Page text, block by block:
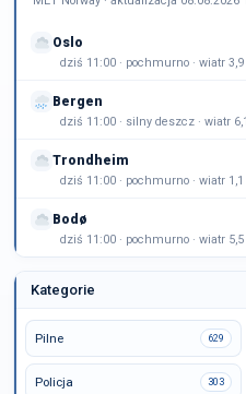
Oslo
dziś 11:00 · pochmurno · wiatr
Bergen
dziś 11:00 · silny deszcz · wiatr
Trondheim
dziś 11:00 · pochmurno · wiatr
Bodø
dziś 11:00 · pochmurno · wiatr
Kategorie
Pilne 629
Policja 303